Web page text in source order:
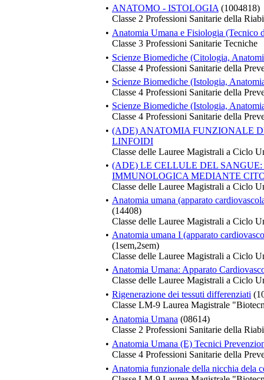
• ANATOMO - ISTOLOGIA(1004818)
Classe 2 Professioni Sanitarie della
• Anatomia Umana e Fisiologia
Classe 3 Professioni Sanitarie Tecniche
• Scienze Biomediche (Citologia,
Classe 4 Professioni Sanitarie della
• Scienze Biomediche (Istologia,
Classe 4 Professioni Sanitarie della
• Scienze Biomediche (Istologia,
Classe 4 Professioni Sanitarie della
• (ADE) ANATOMIA FUNZIONALE
LINFOIDI
Classe delle Lauree Magistrali a Ciclo
• (ADE) LE CELLULE DEL
IMMUNOLOGICA MEDIANTE
Classe delle Lauree Magistrali a Ciclo
• Anatomia umana (apparato
(14408)
Classe delle Lauree Magistrali a Ciclo
• Anatomia umana I (apparato
(1sem,2sem)
Classe delle Lauree Magistrali a Ciclo
• Anatomia Umana: Apparato
Classe delle Lauree Magistrali a Ciclo
• Rigenerazione dei tessuti differenziati
Classe LM-9 Laurea Magistrale
• Anatomia Umana (08614)
Classe 2 Professioni Sanitarie della
• Anatomia Umana (E) Tecnici
Classe 4 Professioni Sanitarie della
• Anatomia funzionale della nicchia dela